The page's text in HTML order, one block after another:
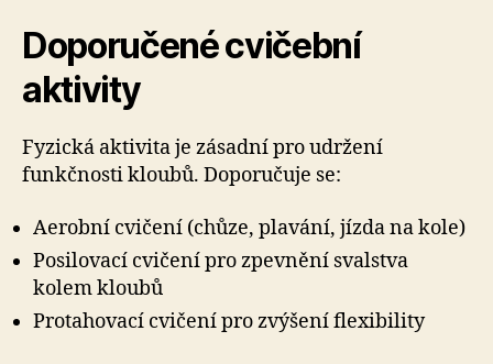
Doporučené cvičební
aktivity
Fyzická aktivita je zásadní pro udržení
funkčnosti kloubů. Doporučuje se:
Aerobní cvičení (chůze, plavání, jízda na kole)
Posilovací cvičení pro zpevnění svalstva
kolem kloubů
Protahovací cvičení pro zvýšení flexibility